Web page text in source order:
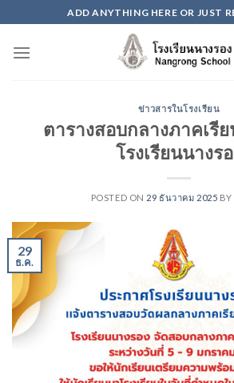
to
content
ADD ANYTHING HERE OR JUST
ข่าวสารในโรงเรียน
ตารางสอบกลางภาคเรี
โรงเรียนนางร
POSTED ON 29 ธันวาคม 2025 BY
29
ธ.ค.